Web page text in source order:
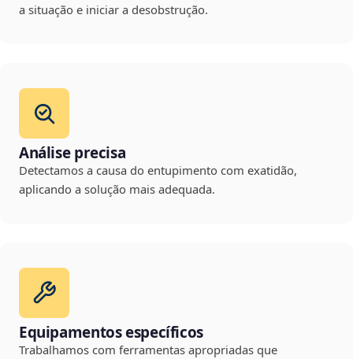
a situação e iniciar a desobstrução.
Análise precisa
Detectamos a causa do entupimento com exatidão,
aplicando a solução mais adequada.
Equipamentos específicos
Trabalhamos com ferramentas apropriadas que